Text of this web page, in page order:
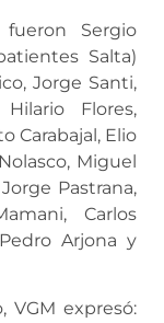
Sergio
Salta)
Jorge Santi,
Flores,
Carabajal, Elio
Miguel
Pastrana,
Carlos
Arjona y
VGM expresó: